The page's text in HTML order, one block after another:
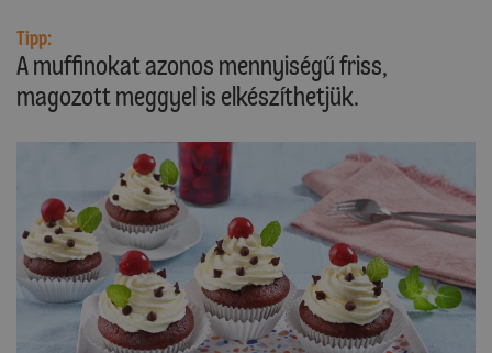
Tipp:
A muffinokat azonos mennyiségű friss,
magozott meggyel is elkészíthetjük.